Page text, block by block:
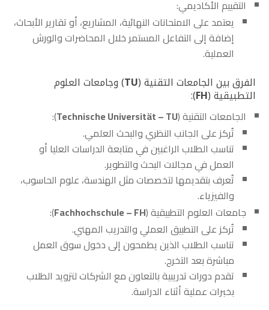
التقييم الأكاديمي:
يعتمد على الامتحانات النهائية، المشاريع، أو تقارير الأبحاث،
إضافة إلى التفاعل المستمر خلال المحاضرات والورش
العملية.
الفرق بين الجامعات التقنية (TU) وجامعات العلوم
التطبيقية (FH
):
الجامعات التقنية (Technische Universität – TU
):
تُركز على الجانب النظري والبحث العلمي.
تناسب الطلاب الراغبين في متابعة الدراسات العليا أو
العمل في مجالات البحث والتطوير.
تُعرف بتقديمها لتخصصات مثل الهندسة، علوم الحاسوب،
والفيزياء.
جامعات العلوم التطبيقية (Fachhochschule – FH
):
تُركز على التطبيق العملي والتدريب المهني.
تناسب الطلاب الذين يطمحون إلى دخول سوق العمل
مباشرة بعد التخرج.
تقدم دورات تدريبية بالتعاون مع الشركات لتزويد الطلاب
بخبرات عملية أثناء الدراسة.